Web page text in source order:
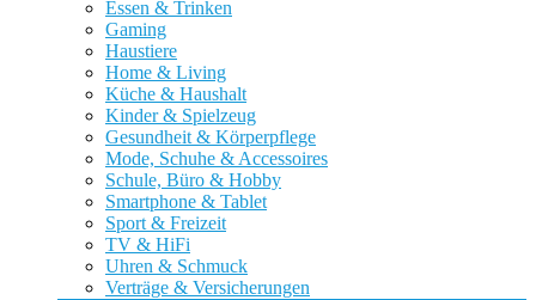
Essen & Trinken
Gaming
Haustiere
Home & Living
Küche & Haushalt
Kinder & Spielzeug
Gesundheit & Körperpflege
Mode, Schuhe & Accessoires
Schule, Büro & Hobby
Smartphone & Tablet
Sport & Freizeit
TV & HiFi
Uhren & Schmuck
Verträge & Versicherungen